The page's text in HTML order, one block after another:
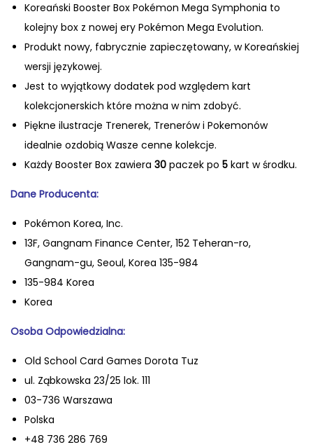
n
C
a
o
Koreański Booster Box Pokémon Mega Symphonia to
kolejny box z nowej ery Pokémon Mega Evolution.
Produkt nowy, fabrycznie zapieczętowany, w Koreańskiej
wersji językowej.
Jest to wyjątkowy dodatek pod względem kart
kolekcjonerskich które można w nim zdobyć.
Piękne ilustracje Trenerek, Trenerów i Pokemonów
idealnie ozdobią Wasze cenne kolekcje.
Każdy Booster Box zawiera 30 paczek po 5 kart w środku.
Dane Producenta:
Pokémon Korea, Inc.
13F, Gangnam Finance Center, 152 Teheran-ro,
Gangnam-gu, Seoul, Korea 135-984
135-984 Korea
Korea
Osoba Odpowiedzialna:
Old School Card Games Dorota Tuz
ul. Ząbkowska 23/25 lok. 111
03-736 Warszawa
Polska
+48 736 286 769